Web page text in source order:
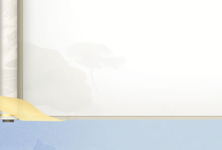
菩萨蛮·东风乌鹊西飞燕 缑山仙子，高情云渺，
不学痴牛騃女。凤箫声断月明中，
举手谢、时人欲去。
客槎曾犯，银河微浪，
尚带天风海雨。相逢一醉是前缘，
风雨散、飘然何处。